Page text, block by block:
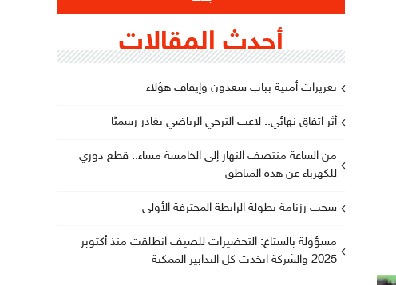
أحدث المقالات
تعزيزات أمنية بباب سعدون وإيقاف هؤلاء
أثر اتفاق نهائي.. لاعب الترجي الرياضي يغادر رسميًا
من الساعة منتصف النهار إلى الخامسة مساء.. قطع دوري
للكهرباء عن هذه المناطق
سحب رزنامة بطولة الرابطة المحترفة الأولى
مسؤولة بالستاغ: التحضيرات للصيف انطلقت منذ أكتوبر
2025 والشركة اتخذت كل التدابير الممكنة